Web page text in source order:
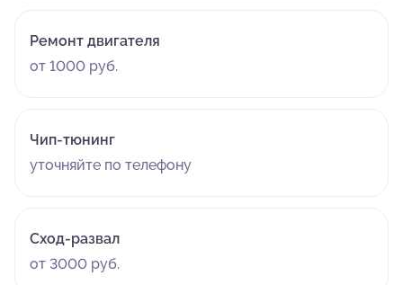
Ремонт двигателя
от 1000 руб.
Чип-тюнинг
уточняйте по телефону
Сход-развал
от 3000 руб.